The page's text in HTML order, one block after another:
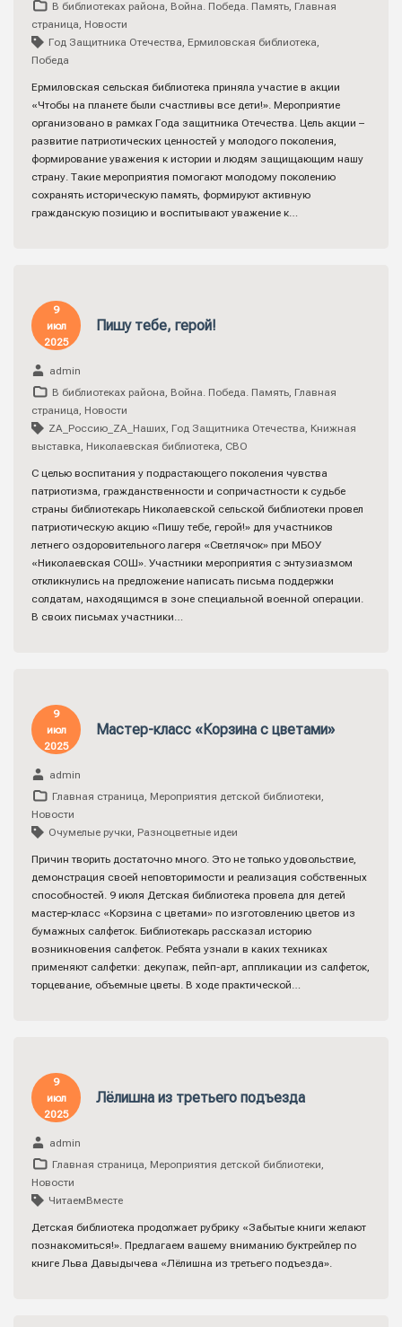
В библиотеках района, Война. Победа. Память, Главная
страница, Новости
Год Защитника Отечества, Ермиловская библиотека,
Победа
Ермиловская сельская библиотека приняла участие в акции
«Чтобы на планете были счастливы все дети!». Мероприятие
организовано в рамках Года защитника Отечества. Цель акции –
развитие патриотических ценностей у молодого поколения,
формирование уважения к истории и людям защищающим нашу
страну. Такие мероприятия помогают молодому поколению
сохранять историческую память, формируют активную
гражданскую позицию и воспитывают уважение к…
9
июл
2025
Пишу тебе, герой!
admin
В библиотеках района, Война. Победа. Память, Главная
страница, Новости
ZA_Россию_ZА_Наших, Год Защитника Отечества, Книжная
выставка, Николаевская библиотека, СВО
С целью воспитания у подрастающего поколения чувства
патриотизма, гражданственности и сопричастности к судьбе
страны библиотекарь Николаевской сельской библиотеки провел
патриотическую акцию «Пишу тебе, герой!» для участников
летнего оздоровительного лагеря «Светлячок» при МБОУ
«Николаевская СОШ». Участники мероприятия с энтузиазмом
откликнулись на предложение написать письма поддержки
солдатам, находящимся в зоне специальной военной операции.
В своих письмах участники…
9
июл
2025
Мастер-класс «Корзина с цветами»
admin
Главная страница, Мероприятия детской библиотеки,
Новости
Очумелые ручки, Разноцветные идеи
Причин творить достаточно много. Это не только удовольствие,
демонстрация своей неповторимости и реализация собственных
способностей. 9 июля Детская библиотека провела для детей
мастер-класс «Корзина с цветами» по изготовлению цветов из
бумажных салфеток. Библиотекарь рассказал историю
возникновения салфеток. Ребята узнали в каких техниках
применяют салфетки: декупаж, пейп-арт, аппликации из салфеток,
торцевание, объемные цветы. В ходе практической…
9
июл
2025
Лёлишна из третьего подъезда
admin
Главная страница, Мероприятия детской библиотеки,
Новости
ЧитаемВместе
Детская библиотека продолжает рубрику «Забытые книги желают
познакомиться!». Предлагаем вашему вниманию буктрейлер по
книге Льва Давыдычева «Лёлишна из третьего подъезда».